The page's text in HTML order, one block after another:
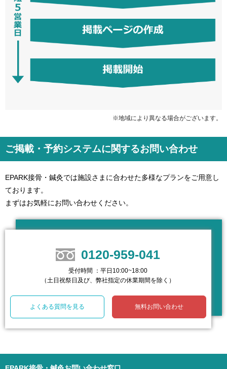
※地域により異なる場合がございます。
ご掲載・予約システムに関するお問い合わせ
EPARK接骨・鍼灸では施設さまに合わせた多様なプランをご用意し
ております。
まずはお気軽にお問い合わせください。
0120-959-041
受付時間 ：平日10:00~18:00
（土日祝祭日及び、弊社指定の休業期間を除く）
よくある質問を見る 無料お問い合わせ